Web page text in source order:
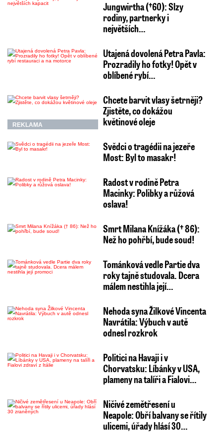
Jungwirtha (†60): Slzy
rodiny, partnerky i
největších…
Utajená dovolená Petra Pavla:
Prozradily ho fotky! Opět v
oblíbené rybí…
REKLAMA
Chcete barvit vlasy šetrněji?
Zjistěte, co dokážou
květinové oleje
Svědci o tragédii na jezeře
Most: Byl to masakr!
Radost v rodině Petra
Macinky: Polibky a růžová
oslava!
Smrt Milana Knížáka († 86):
Než ho pohřbí, bude soud!
Tománková vedle Partie dva
roky tajně studovala. Dcera
málem nestihla její…
Nehoda syna Žilkové Vincenta
Navrátila: Výbuch v autě
odnesl rozkrok
Politici na Havaji i v
Chorvatsku: Líbánky v USA,
plameny na talíři a Fialovi…
Ničivé zemětřesení u
Neapole: Obří balvany se řítily
ulicemi, úřady hlásí 30…